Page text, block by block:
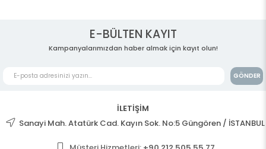
E-BÜLTEN KAYIT
Kampanyalarımızdan haber almak için kayıt olun!
GÖNDER
İLETİŞİM
Sanayi Mah. Atatürk Cad. Kayın Sok. No:5 Güngören / İSTANBUL